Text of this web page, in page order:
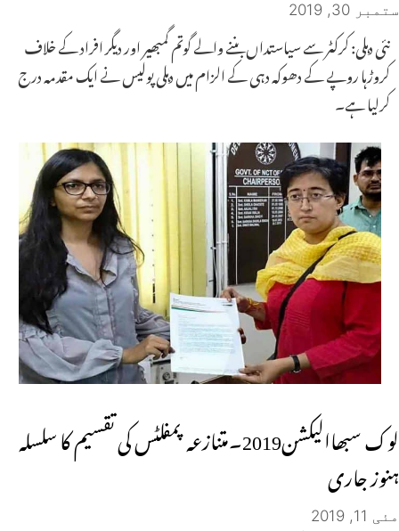
ستمبر 30, 2019
نئی دہلی: کرکٹر سے سیاستداں بننے والے گوتم گمبھیر اور دیگر افراد کے خلاف
کروڑہا روپے کے دھوکہ دہی کے الزام میں دہلی پولیس نے ایک مقدمہ درج
کرلیا ہے۔
لوک سبھاالیکشن2019۔متنازعہ پمفلٹس کی تقسیم کا سلسلہ
ہنوز جاری
مئی 11, 2019